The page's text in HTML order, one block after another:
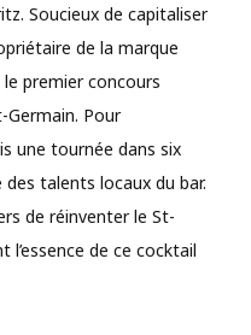
Soucieux de capitaliser
de la marque
premier concours
Pour
une tournée dans six
talents locaux du bar.
de réinventer le St-
de ce cocktail